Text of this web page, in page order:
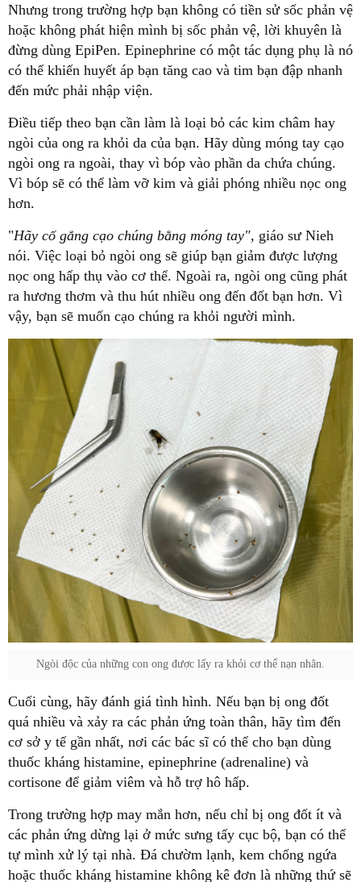
Nhưng trong trường hợp bạn không có tiền sử sốc phản vệ
hoặc không phát hiện mình bị sốc phản vệ, lời khuyên là
đừng dùng EpiPen. Epinephrine có một tác dụng phụ là nó
có thể khiến huyết áp bạn tăng cao và tim bạn đập nhanh
đến mức phải nhập viện.
Điều tiếp theo bạn cần làm là loại bỏ các kim châm hay
ngòi của ong ra khỏi da của bạn. Hãy dùng móng tay cạo
ngòi ong ra ngoài, thay vì bóp vào phần da chứa chúng.
Vì bóp sẽ có thể làm vỡ kim và giải phóng nhiều nọc ong
hơn.
"Hãy cố gắng cạo chúng bằng móng tay", giáo sư Nieh
nói. Việc loại bỏ ngòi ong sẽ giúp bạn giảm được lượng
nọc ong hấp thụ vào cơ thể. Ngoài ra, ngòi ong cũng phát
ra hương thơm và thu hút nhiều ong đến đốt bạn hơn. Vì
vậy, bạn sẽ muốn cạo chúng ra khỏi người mình.
Ngòi độc của những con ong được lấy ra khỏi cơ thể nạn nhân.
Cuối cùng, hãy đánh giá tình hình. Nếu bạn bị ong đốt
quá nhiều và xảy ra các phản ứng toàn thân, hãy tìm đến
cơ sở y tế gần nhất, nơi các bác sĩ có thể cho bạn dùng
thuốc kháng histamine, epinephrine (adrenaline) và
cortisone để giảm viêm và hỗ trợ hô hấp.
Trong trường hợp may mắn hơn, nếu chỉ bị ong đốt ít và
các phản ứng dừng lại ở mức sưng tấy cục bộ, bạn có thể
tự mình xử lý tại nhà. Đá chườm lạnh, kem chống ngứa
hoặc thuốc kháng histamine không kê đơn là những thứ sẽ